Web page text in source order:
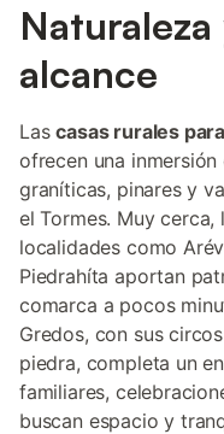
alcance
Lascasas rurales
ofrecen una
graníticas, pinares y
el Tormes. Muy
localidades como
Piedrahíta aportan
comarca a pocos
Gredos, con sus
piedra, completa un
familiares,
buscan espacio y